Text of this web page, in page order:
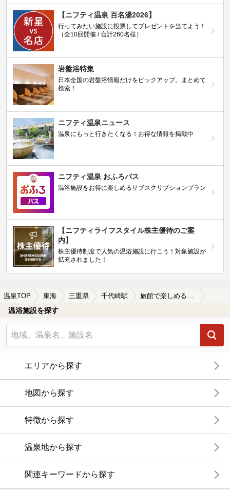
【ニフティ温泉 百名湯2026】
行ってみたい施設に投票してプレゼントを当てよう！
（全10回開催 / 合計260名様）
岩盤浴特集
日本全国の岩盤浴情報だけをピックアップ。まとめて
検索！
ニフティ温泉ニュース
温泉にもっと行きたくなる！お得な情報を掲載中
ニフティ温泉 おふろパス
温浴施設をお得に楽しめるサブスクリプションプラン
【ニフティライフスタイル株主優待のご案
内】
株主優待制度で人気の温浴施設に行こう！対象施設が
拡充されました！
温泉TOP 東海 三重県 千代崎駅 旅館で楽しめる千代崎駅近くの温泉、日帰り温泉、スーパー銭湯おすすめ
温浴施設を探す
エリアから探す
地図から探す
特徴から探す
温泉地から探す
関連キーワードから探す